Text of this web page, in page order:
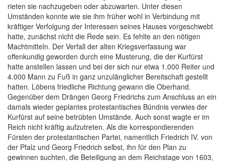
rieten sie nachzugeben oder abzuwarten. Unter diesen
Umständen konnte wie sie ihm früher wohl in Verbindung mit
kräftiger Verfolgung der Interessen seines Hauses vorgeschwebt
hatte, zunächst nicht die Rede sein. Es fehlte an den nötigen
Machtmitteln. Der Verfall der alten Kriegsverfassung war
offenkundig geworden durch eine Musterung, die der Kurfürst
hatte anstellen lassen und bei der sich nur etwa 1.000 Reiter und
4.000 Mann zu Fuß in ganz unzulänglicher Bereitschaft gestellt
hatten. Löbens friedliche Richtung gewann die Oberhand.
Gegenüber dem Drängen Georg Friedrichs zum Anschluss an ein
damals wieder geplantes protestantisches Bündnis verwies der
Kurfürst auf seine betrübten Umstände. Auch sonst wagte er im
Reich nicht kräftig aufzutreten. Als die korrespondierenden
Fürsten der protestantischen Partei, namentlich Friedrich IV. von
der Pfalz und Georg Friedrich selbst, ihn für den Plan zu
gewinnen suchten, die Beteiligung an dem Reichstage von 1603,